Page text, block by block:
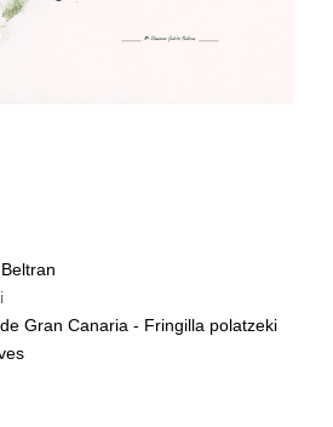
Gran Canaria - Fringilla polatzeki